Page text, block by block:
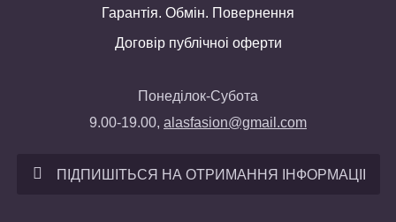
Гарантія. Обмін. Повернення
Договір публічноі оферти
Понеділок-Субота
9.00-19.00, alasfasion@gmail.com
ПІДПИШІТЬСЯ НА ОТРИМАННЯ ІНФОРМАЦІІ